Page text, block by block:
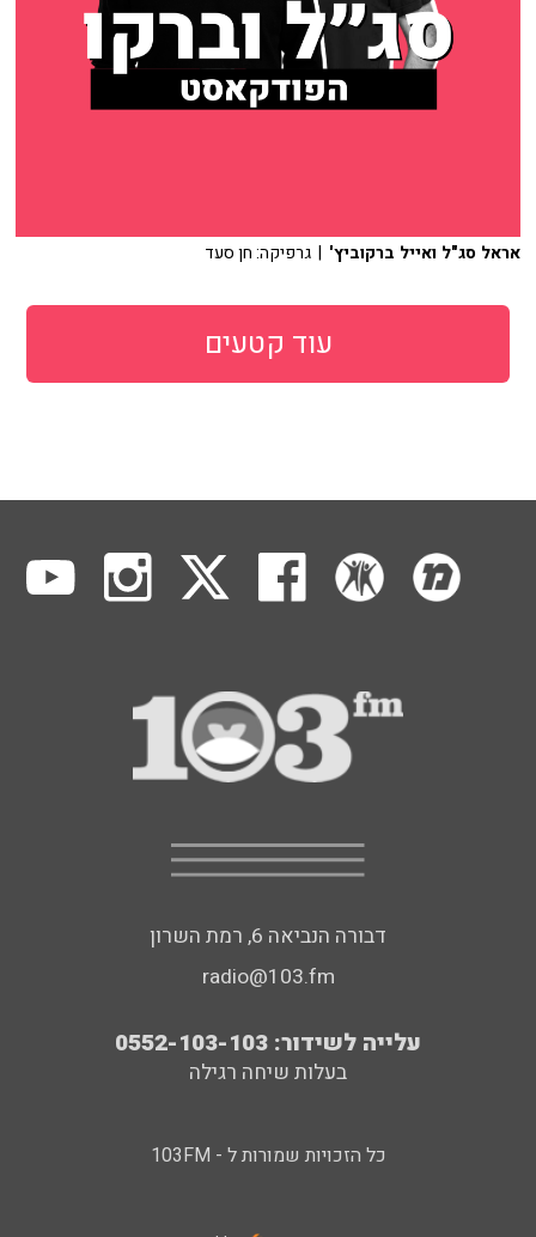
אראל סג"ל ואייל ברקוביץ' | גרפיקה: חן סעד
עוד קטעים
דבורה הנביאה 6, רמת השרון
radio@103.fm
עלייה לשידור: 0552-103-103
בעלות שיחה רגילה
כל הזכויות שמורות ל - 103FM